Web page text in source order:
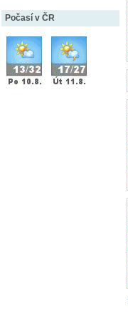
Počasí v ČR